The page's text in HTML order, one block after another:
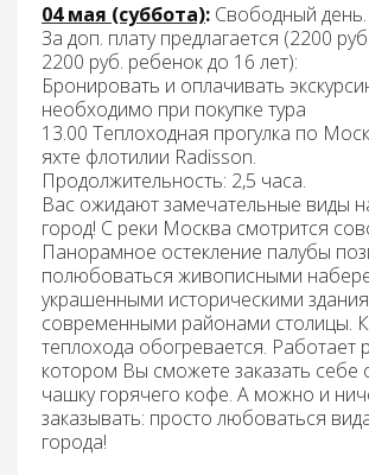
04 мая (суббота): Свободный день.
За доп. плату предлагается (2200
2200 руб. ребенок до 16 лет):
Бронировать и оплачивать
необходимо при покупке тура
13.00 Теплоходная прогулка по
яхте флотилии Radisson.
Продолжительность: 2,5 часа.
Вас ожидают замечательные виды
город! С реки Москва смотрится
Панорамное остекление палубы
полюбоваться живописными
украшенными историческими
современными районами столицы.
теплохода обогревается. Работает
котором Вы сможете заказать себе
чашку горячего кофе. А можно и
заказывать: просто любоваться
города!